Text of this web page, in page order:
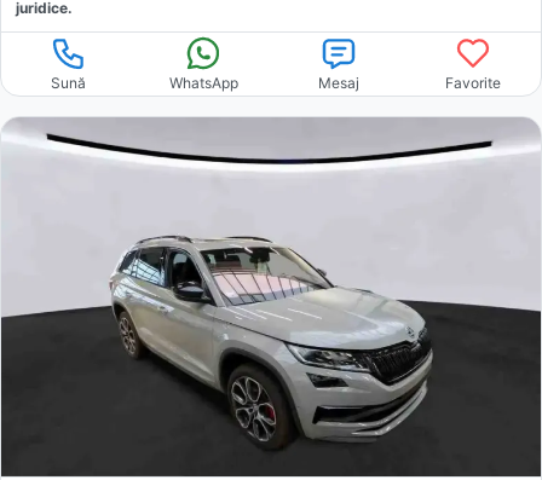
juridice.
Sună WhatsApp Mesaj Favorite